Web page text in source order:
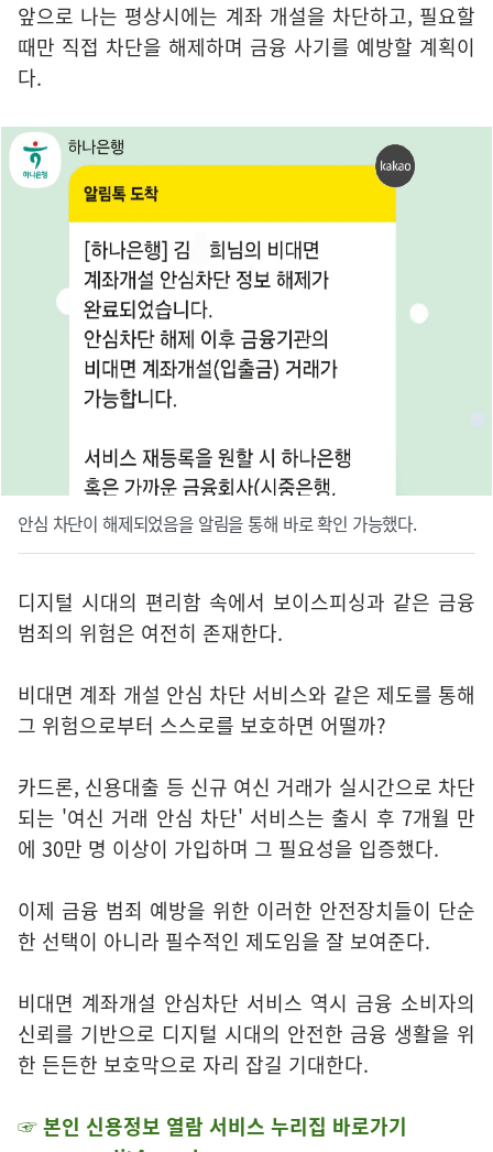
앞으로 나는 평상시에는 계좌 개설을 차단하고, 필요할
때만 직접 차단을 해제하며 금융 사기를 예방할 계획이
다.
안심 차단이 해제되었음을 알림을 통해 바로 확인 가능했다.
디지털 시대의 편리함 속에서 보이스피싱과 같은 금융
범죄의 위험은 여전히 존재한다.
비대면 계좌 개설 안심 차단 서비스와 같은 제도를 통해
그 위험으로부터 스스로를 보호하면 어떨까?
카드론, 신용대출 등 신규 여신 거래가 실시간으로 차단
되는 '여신 거래 안심 차단' 서비스는 출시 후 7개월 만
에 30만 명 이상이 가입하며 그 필요성을 입증했다.
이제 금융 범죄 예방을 위한 이러한 안전장치들이 단순
한 선택이 아니라 필수적인 제도임을 잘 보여준다.
비대면 계좌개설 안심차단 서비스 역시 금융 소비자의
신뢰를 기반으로 디지털 시대의 안전한 금융 생활을 위
한 든든한 보호막으로 자리 잡길 기대한다.
☞ 본인 신용정보 열람 서비스 누리집 바로가기